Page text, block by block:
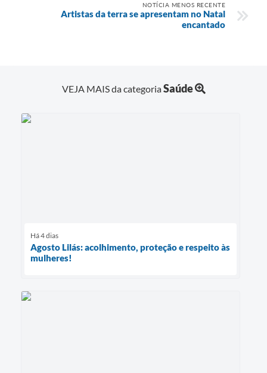
NOTÍCIA MENOS RECENTE
Artistas da terra se apresentam no Natal
encantado
VEJA MAIS da categoriaSaúde
Há 4 dias
Agosto Lilás: acolhimento, proteção e respeito às
mulheres!